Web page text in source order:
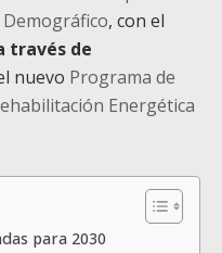
, con el
través de
nuevo Programa de
Energética
para 2030